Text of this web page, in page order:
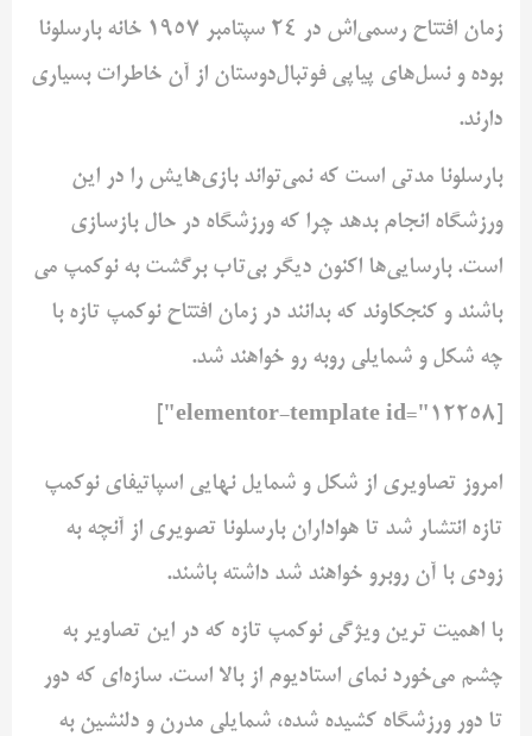
زمان افتتاح ‌رسمی‌اش در 24 سپتامبر 1957 خانه بارسلونا
بوده و نسل‌های پیاپی ‌فوتبال‌دوستان از آن خاطرات بسیاری
دارند. ‌
بارسلونا مدتی است که نمی‌تواند بازی‌هایش را در این
ورزشگاه انجام ‌بدهد چرا که ورزشگاه در حال بازسازی
است. بارسایی‌ها اکنون دیگر ‌بی‌تاب برگشت به نوکمپ می
باشند و کنجکاوند که بدانند در زمان ‌افتتاح نوکمپ تازه با
چه شکل و شمایلی روبه رو خواهند شد. ‌
امروز تصاویری از شکل و شمایل نهایی اسپاتیفای نوکمپ
تازه ‌انتشار شد تا هواداران بارسلونا تصویری از آنچه به
زودی با آن روبرو ‌خواهند شد داشته باشند. ‌
با اهمیت ترین ویژگی نوکمپ تازه که در این تصاویر به
چشم می‌خورد ‌نمای استادیوم از بالا است. سازه‌ای که دور
تا دور ورزشگاه کشیده ‌شده، شمایلی مدرن و دلنشین به